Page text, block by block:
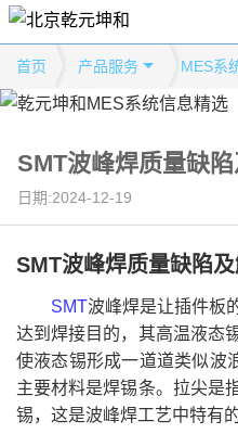
首页 产品服务 MES系
SMT波峰焊质量缺
日期:2024-12-19
SMT波峰焊质量缺陷
SMT波峰焊是让插件板
达到焊接目的，其高温液态
使液态锡形成一道道类似波
主要材料是焊锡条。拉尖是
锡，这是波峰焊工艺中特有的